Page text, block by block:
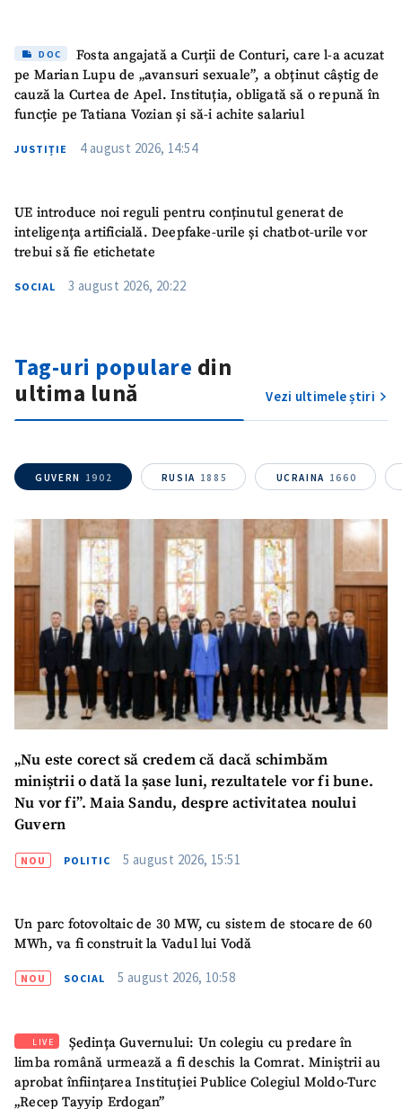
SUSȚINE
DOC
Fosta angajată a Curții de Conturi, care l-a acuzat
pe Marian Lupu de „avansuri sexuale”, a obținut câștig de
cauză la Curtea de Apel. Instituția, obligată să o repună în
funcție pe Tatiana Vozian și să-i achite salariul
JUSTIȚIE 4 august 2026, 14:54
UE introduce noi reguli pentru conținutul generat de
inteligența artificială. Deepfake-urile și chatbot-urile vor
trebui să fie etichetate
SOCIAL 3 august 2026, 20:22
Tag-uri populare din
ultima lună
Vezi ultimele știri
GUVERN 1902 RUSIA 1885 UCRAINA 1660
„Nu este corect să credem că dacă schimbăm
miniștrii o dată la șase luni, rezultatele vor fi bune.
Nu vor fi”. Maia Sandu, despre activitatea noului
Guvern
NOU POLITIC 5 august 2026, 15:51
Un parc fotovoltaic de 30 MW, cu sistem de stocare de 60
MWh, va fi construit la Vadul lui Vodă
NOU SOCIAL 5 august 2026, 10:58
LIVE
Ședința Guvernului: Un colegiu cu predare în
limba română urmează a fi deschis la Comrat. Miniștrii au
aprobat înființarea Instituției Publice Colegiul Moldo-Turc
„Recep Tayyip Erdogan”